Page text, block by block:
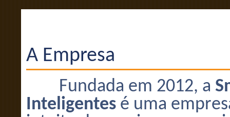
A Empresa
Fundada em 2012, a
Inteligentes é uma